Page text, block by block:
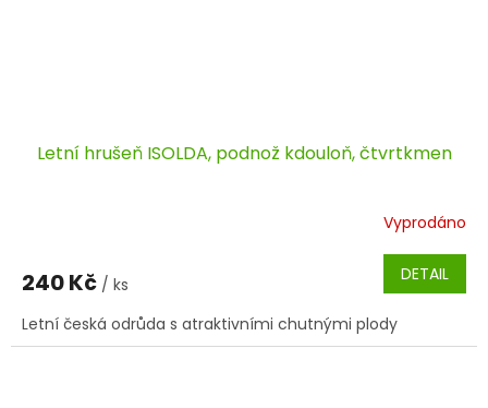
Letní hrušeň ISOLDA, podnož kdouloň, čtvrtkmen
Vyprodáno
240 Kč / ks DETAIL
Letní česká odrůda s atraktivními chutnými plody